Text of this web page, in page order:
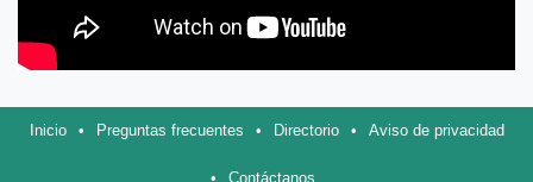
Inicio • Preguntas frecuentes • Directorio • Aviso de privacidad
• Contáctanos